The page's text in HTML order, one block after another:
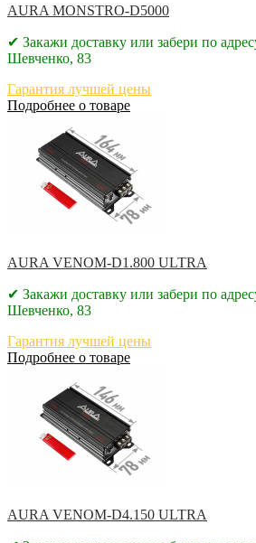
AURA MONSTRO-D5000
✔ Закажи доставку или забери по
Шевченко, 83
Гарантия лучшей цены
Подробнее о товаре
AURA VENOM-D1.800 ULTRA
✔ Закажи доставку или забери по
Шевченко, 83
Гарантия лучшей цены
Подробнее о товаре
AURA VENOM-D4.150 ULTRA